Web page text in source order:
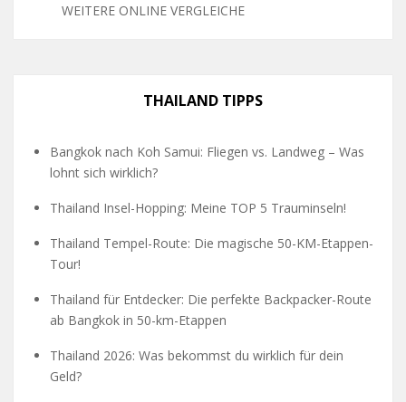
WEITERE ONLINE VERGLEICHE
THAILAND TIPPS
Bangkok nach Koh Samui: Fliegen vs. Landweg – Was
lohnt sich wirklich?
Thailand Insel-Hopping: Meine TOP 5 Trauminseln!
Thailand Tempel-Route: Die magische 50-KM-Etappen-
Tour!
Thailand für Entdecker: Die perfekte Backpacker-Route
ab Bangkok in 50-km-Etappen
Thailand 2026: Was bekommst du wirklich für dein
Geld?